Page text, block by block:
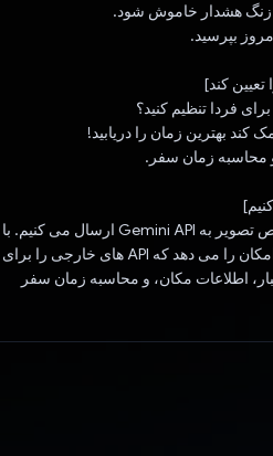
زنگ هشدار خاموش شود.
بپرسید.
کند]
فردا تنظیم کنید؟
بهترین زمان را دریابید!
و محاسبه زمان سفر.
تصویر دوربین را هر ثانیه برای تشخیص تصویر به Gemini API ارسال می کنیم. با
استفاده از فراخوانی تابع، به ما این امکان را می دهد که API های خارجی را برای
اطلاعات مکان، و محاسبه زمان سفر